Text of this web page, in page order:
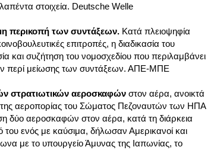
στοιχεία. Deutsche Welle
περικοπή των συντάξεων. Κατά πλειοψηφία
επιτροπές, η διαδικασία του
και συζήτηση του νομοσχεδίου που περιλαμβάνει
περί μείωσης των συντάξεων. ΑΠΕ-ΜΠΕ
στρατιωτικών αεροσκαφών στον αέρα, ανοικτά
της αεροπορίας του Σώματος Πεζοναυτών των ΗΠΑ
δύο αεροσκαφών στον αέρα, κατά τη διάρκεια
ενός με καύσιμα, δήλωσαν Αμερικανοί και
με το υπουργείο Άμυνας της Ιαπωνίας, το